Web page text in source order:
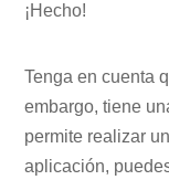
¡Hecho!
Tenga en cuenta
embargo, tiene
permite realizar
aplicación,